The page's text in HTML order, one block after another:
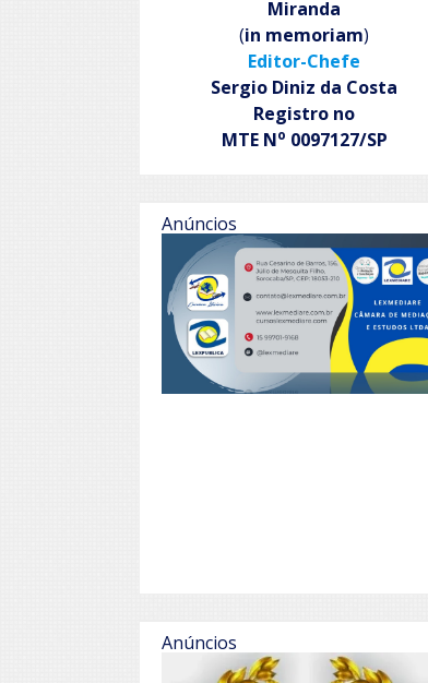
Miranda
(in memoriam)
Editor-Chefe
Sergio Diniz da Costa
Registro no
MTE No 0097127/SP
Anúncios
Anúncios